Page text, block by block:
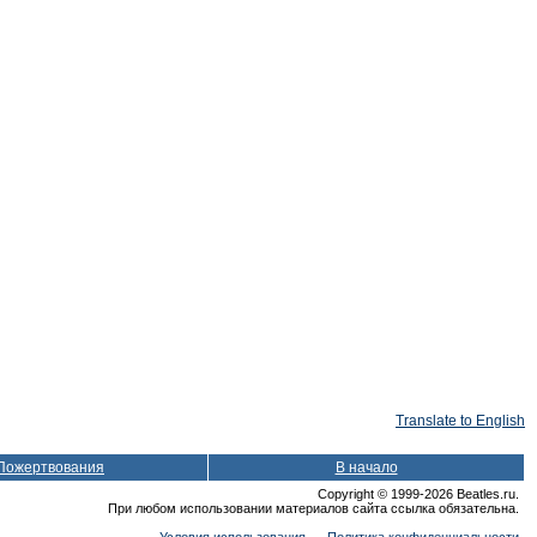
Translate to English
В начало
Copyright © 1999-2026 Beatles.ru.
При любом использовании материалов сайта ссылка обязательна.